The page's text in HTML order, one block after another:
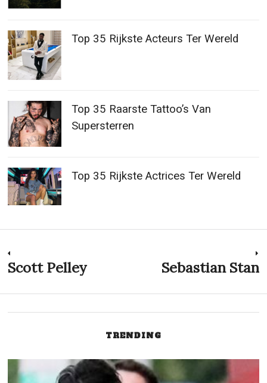
Top 35 Rijkste Acteurs Ter Wereld
Top 35 Raarste Tattoo’s Van
Supersterren
Top 35 Rijkste Actrices Ter Wereld
Post
navigation
Previous
Scott Pelley Sebastian Stan
TRENDING